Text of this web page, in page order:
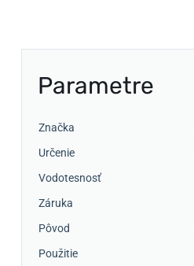
Parametre
Značka
Určenie
Vodotesnosť
Záruka
Pôvod
Použitie